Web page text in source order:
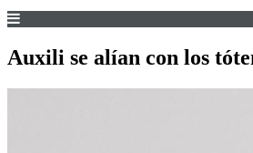
Auxili se alían con los